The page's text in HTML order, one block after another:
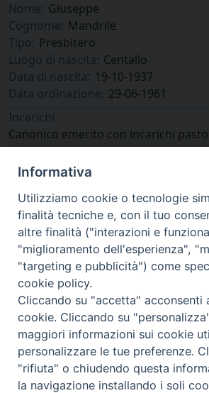
Nome: Giuseppe
Cognome: Mandrile
Tipo: Presbitero
Luogo di nascita: Centallo
Data di nascita: 19-10-1937
Data ordinazione: 29-06-1961
Incarichi
Canonico emerito con incarichi
canonici della Concattedrale di
via Amedeo Rossi, 28 -
c.f. 96017380047
Informativa
Utilizziamo cookie o tecnologie
finalità tecniche e, con il tuo
altre finalità ("interazioni e
"miglioramento dell'esperienza",
"targeting e pubblicità") come
cookie policy.
Cliccando su "accetta" acconsenti
cookie. Cliccando su
maggiori informazioni sui cookie
personalizzare le tue preferenze.
"rifiuta" o chiudendo questa
la navigazione installando i soli